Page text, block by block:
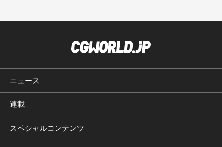
ニュース
連載
スペシャルコンテンツ